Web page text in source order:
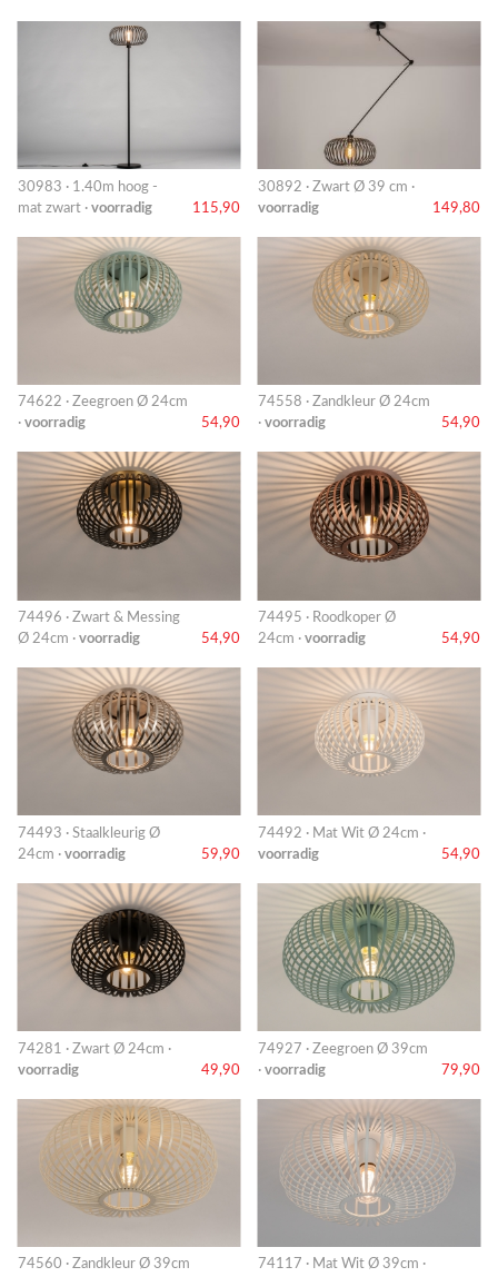
30983 · 1.40m hoog -
mat zwart · voorradig 115,90
30892 · Zwart Ø 39 cm ·
voorradig
149,80
74622 · Zeegroen Ø 24cm
· voorradig 54,90
74558 · Zandkleur Ø 24cm
· voorradig 54,90
74496 · Zwart & Messing
Ø 24cm · voorradig 54,90
74495 · Roodkoper Ø
24cm · voorradig 54,90
74493 · Staalkleurig Ø
24cm · voorradig 59,90
74492 · Mat Wit Ø 24cm ·
voorradig
54,90
74281 · Zwart Ø 24cm ·
voorradig
49,90
74927 · Zeegroen Ø 39cm
· voorradig 79,90
74560 · Zandkleur Ø 39cm
74117 · Mat Wit Ø 39cm ·